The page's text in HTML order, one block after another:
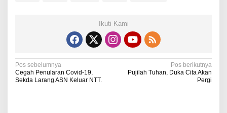
Ikuti Kami
N
a
Pos sebelumnya
Cegah Penularan Covid-19,
Sekda Larang ASN Keluar NTT.
Pos berikutnya
Pujilah Tuhan, Duka Cita Akan
Pergi